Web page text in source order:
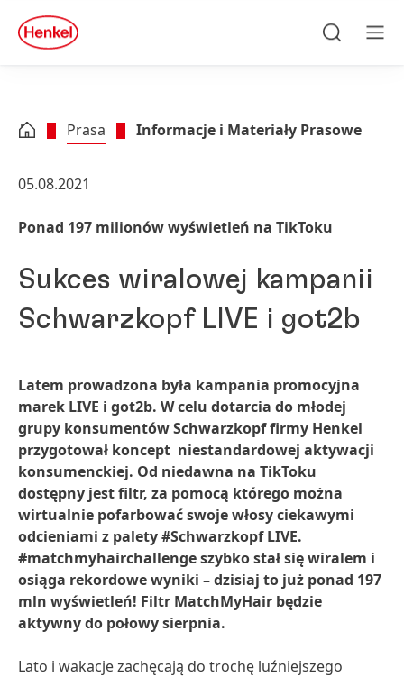
Skip to footer
quick
search
Prasa Informacje i Materiały Prasowe
05.08.2021
Ponad 197 milionów wyświetleń na TikToku
Sukces wiralowej kampanii
Schwarzkopf LIVE i got2b
Latem prowadzona była kampania promocyjna
marek LIVE i got2b. W celu dotarcia do młodej
grupy konsumentów Schwarzkopf firmy Henkel
przygotował koncept niestandardowej aktywacji
konsumenckiej. Od niedawna na TikToku
dostępny jest filtr, za pomocą którego można
wirtualnie pofarbować swoje włosy ciekawymi
odcieniami z palety #Schwarzkopf LIVE.
#matchmyhairchallenge szybko stał się wiralem i
osiąga rekordowe wyniki – dzisiaj to już ponad 197
mln wyświetleń! Filtr MatchMyHair będzie
aktywny do połowy sierpnia.
Lato i wakacje zachęcają do trochę luźniejszego